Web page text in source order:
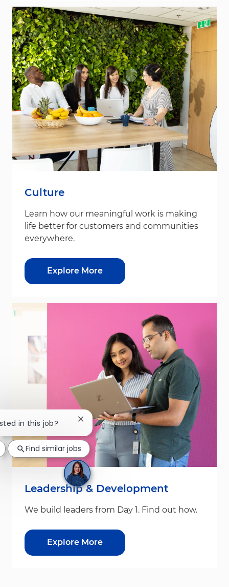
Culture
Learn how our meaningful work is making
life better for customers and communities
everywhere.
Explore More
Leadership & Development
We build leaders from Day 1. Find out how.
Explore More
in this job? Close chatbot notification
Find similar jobs